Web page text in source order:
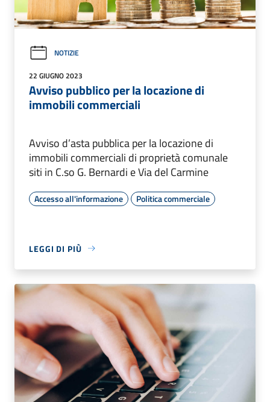
NOTIZIE
22 GIUGNO 2023
Avviso pubblico per la locazione di
immobili commerciali
Avviso d’asta pubblica per la locazione di
immobili commerciali di proprietà comunale
siti in C.so G. Bernardi e Via del Carmine
Accesso all'informazione Politica commerciale
LEGGI DI PIÙ